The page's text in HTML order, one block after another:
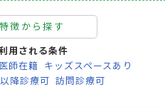
特徴から探す
用される条件
師在籍 キッズスペースあり
降診療可 訪問診療可